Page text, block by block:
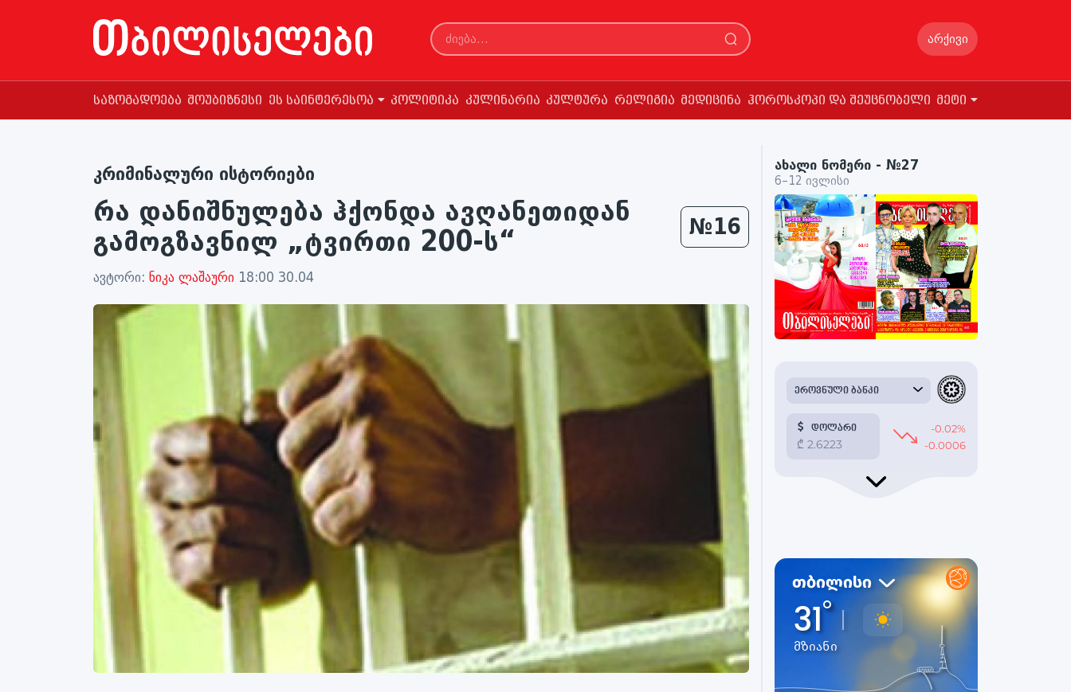
არქივი
საზოგადოება შოუბიზნესი ეს საინტერესოა პოლიტიკა კულინარია კულტურა რელიგია მედიცინა ჰოროსკოპი და შეუცნობელი მეტი
კრიმინალური ისტორიები
რა დანიშნულება ჰქონდა ავღანეთიდან
გამოგზავნილ „ტვირთი 200-ს“
№16
ავტორი: ნიკა ლაშაური 18:00 30.04
ახალი ნომერი - №27
6–12 ივლისი